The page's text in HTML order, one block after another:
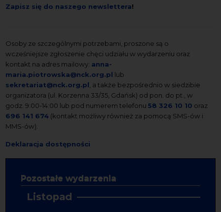
Zapisz się do naszego newslettera!
Osoby ze szczególnymi potrzebami, proszone są o
wcześniejsze zgłoszenie chęci udziału w wydarzeniu oraz
kontakt na adres mailowy: anna-
maria.piotrowska@nck.org.pl lub
sekretariat@nck.org.pl , a także bezpośrednio w siedzibie
organizatora (ul. Korzenna 33/35, Gdańsk) od pon. do pt., w
godz. 9:00-14:00 lub pod numerem telefonu58 326 10 10 oraz
696 141 674 (kontakt możliwy również za pomocą SMS-ów i
MMS-ów).
Deklaracja dostępności
Pozostałe wydarzenia
Listopad